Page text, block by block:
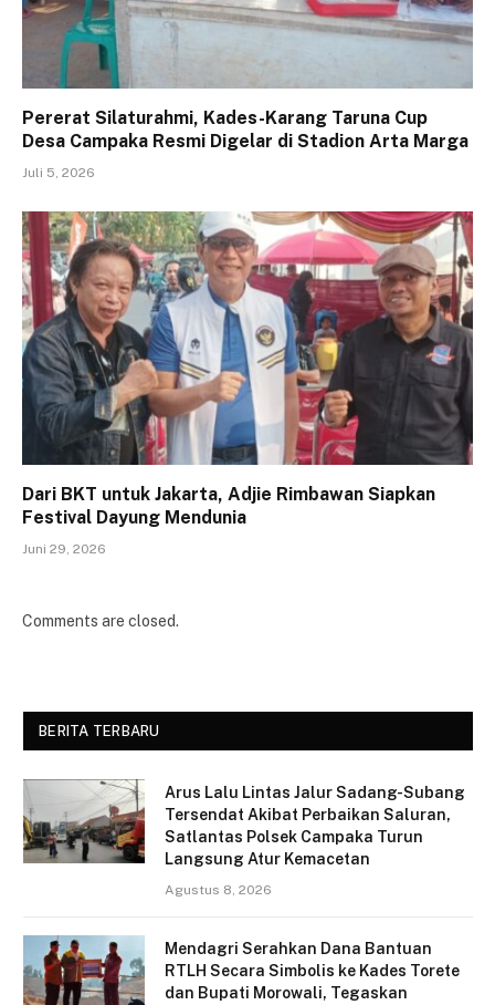
Pererat Silaturahmi, Kades-Karang Taruna Cup
Desa Campaka Resmi Digelar di Stadion Arta Marga
Juli 5, 2026
Dari BKT untuk Jakarta, Adjie Rimbawan Siapkan
Festival Dayung Mendunia
Juni 29, 2026
Comments are closed.
BERITA TERBARU
Arus Lalu Lintas Jalur Sadang-Subang
Tersendat Akibat Perbaikan Saluran,
Satlantas Polsek Campaka Turun
Langsung Atur Kemacetan
Agustus 8, 2026
Mendagri Serahkan Dana Bantuan
RTLH Secara Simbolis ke Kades Torete
dan Bupati Morowali, Tegaskan